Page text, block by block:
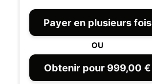
Payer en plusieurs fois
OU
Obtenir pour 999,00 €